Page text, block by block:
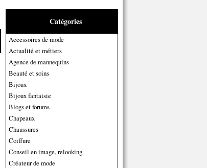
Catégories
Accessoires de mode
Actualité et métiers
Agence de mannequins
Beauté et soins
Bijoux
Bijoux fantaisie
Blogs et forums
Chapeaux
Chaussures
Coiffure
Conseil en image, relooking
Créateur de mode